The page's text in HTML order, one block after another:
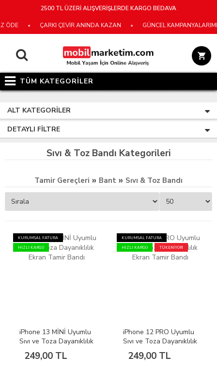
2500 TL ÜZERİ ALIŞVERİŞLERDE KARGO BEDAVA
ÇARKI ÇEVİR ANINDA KAZAN GÜNCEL
TÜM KATEGORİLER
ALT KATEGORILER
DETAYLI FILTRE
Sıvı & Toz Bandı Kategorileri
Tamir Gereçleri » Bant » Sıvı & Toz Bandı
KURUMSAL FATURA
HIZLI KARGO
iPhone 13 MİNİ Uyumlu
Sıvı ve Toza Dayanıklılık
Ekran Tamir Bandı
249,00 TL
KURUMSAL FATURA
HIZLI KARGO
TÜKENİYOR!
iPhone 12 PRO Uyumlu
Sıvı ve Toza Dayanıklılık
Ekran Tamir Bandı
249,00 TL